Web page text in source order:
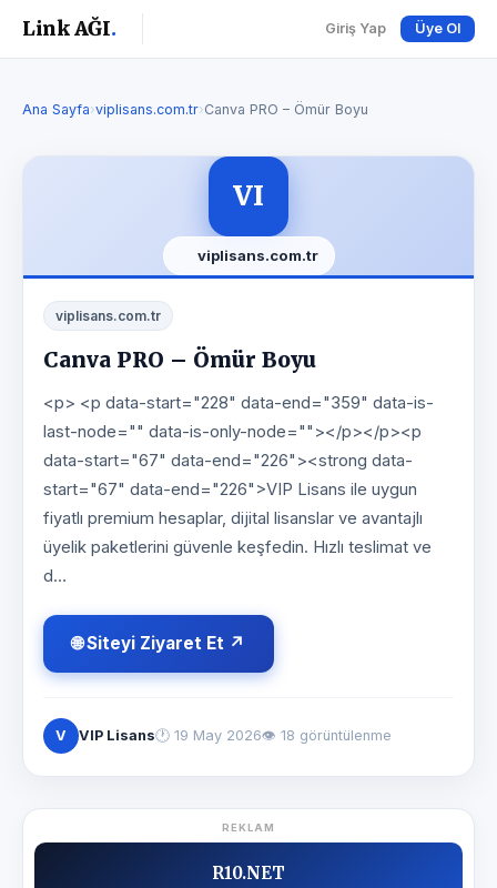
Link AĞI. Giriş Yap Üye Ol
Ana Sayfa›viplisans.com.tr›Canva PRO – Ömür Boyu
VI
viplisans.com.tr
viplisans.com.tr
Canva PRO – Ömür Boyu
<p> <p data-start="228" data-end="359" data-is-
last-node="" data-is-only-node=""></p></p><p
data-start="67" data-end="226"><strong data-
start="67" data-end="226">VIP Lisans ile uygun
fiyatlı premium hesaplar, dijital lisanslar ve avantajlı
üyelik paketlerini güvenle keşfedin. Hızlı teslimat ve
d…
🌐 Siteyi Ziyaret Et ↗
V VIP Lisans🕐 19 May 2026👁 18 görüntülenme
REKLAM
R10.NET